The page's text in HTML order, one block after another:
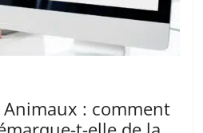
Animaux : comment